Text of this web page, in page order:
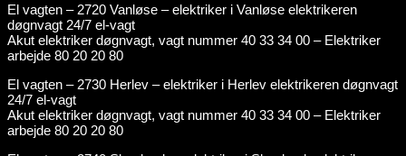
El vagten – 2720 Vanløse – elektriker i Vanløse elektrikeren
døgnvagt 24/7 el-vagt
Akut elektriker døgnvagt, vagt nummer 40 33 34 00 – Elektriker
arbejde 80 20 20 80
El vagten – 2730 Herlev – elektriker i Herlev elektrikeren døgnvagt
24/7 el-vagt
Akut elektriker døgnvagt, vagt nummer 40 33 34 00 – Elektriker
arbejde 80 20 20 80